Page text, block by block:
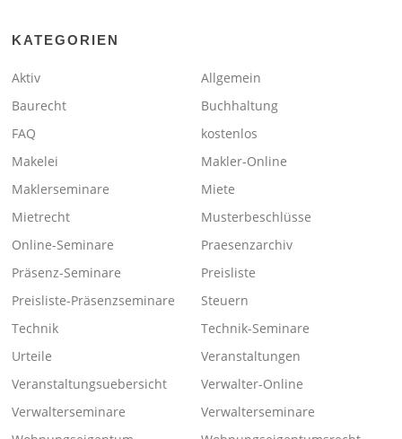
KATEGORIEN
Aktiv
Allgemein
Baurecht
Buchhaltung
FAQ
kostenlos
Makelei
Makler-Online
Maklerseminare
Miete
Mietrecht
Musterbeschlüsse
Online-Seminare
Praesenzarchiv
Präsenz-Seminare
Preisliste
Preisliste-Präsenzseminare
Steuern
Technik
Technik-Seminare
Urteile
Veranstaltungen
Veranstaltungsuebersicht
Verwalter-Online
Verwalterseminare
Verwalterseminare